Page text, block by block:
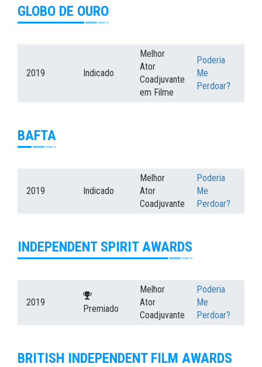
GLOBO DE OURO
2019 Indicado
Melhor
Ator
Coadjuvante
em Filme
Poderia
Me
Perdoar?
BAFTA
2019 Indicado
Melhor
Ator
Coadjuvante
Poderia
Me
Perdoar?
INDEPENDENT SPIRIT AWARDS
2019
Premiado
Melhor
Ator
Coadjuvante
Poderia
Me
Perdoar?
BRITISH INDEPENDENT FILM AWARDS